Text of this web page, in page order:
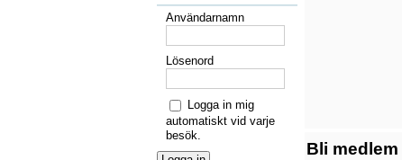
Bli medlem
Användarnamn
Lösenord
Logga in mig
automatiskt vid varje
besök.